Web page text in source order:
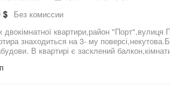
$ Без комиссии
двокімнатної квартири,район "Порт",вулиця
знаходиться на 3- му
балкон,кімнати на дві
води встановлений бойлер. В цілому